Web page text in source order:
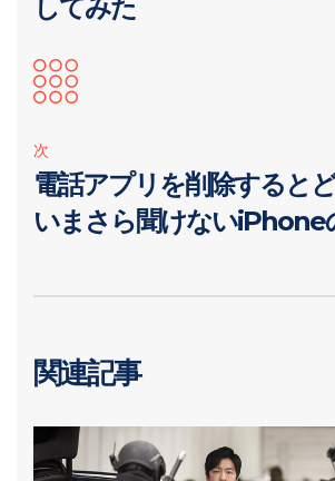
してみた
次
電話アプリを削除すると
いまさら聞けないiPhone
関連記事